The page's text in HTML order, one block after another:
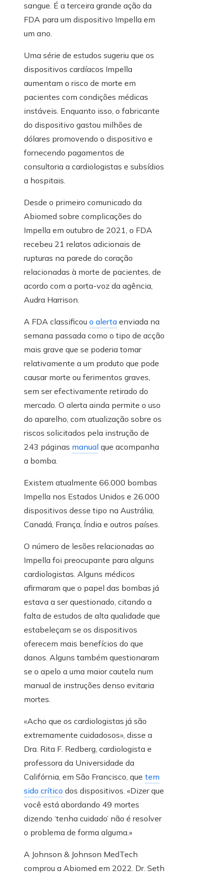
sangue. É a terceira grande ação da
FDA para um dispositivo Impella em
um ano.
Uma série de estudos sugeriu que os
dispositivos cardíacos Impella
aumentam o risco de morte em
pacientes com condições médicas
instáveis. Enquanto isso, o fabricante
do dispositivo gastou milhões de
dólares promovendo o dispositivo e
fornecendo pagamentos de
consultoria a cardiologistas e subsídios
a hospitais.
Desde o primeiro comunicado da
Abiomed sobre complicações do
Impella em outubro de 2021, o FDA
recebeu 21 relatos adicionais de
rupturas na parede do coração
relacionadas à morte de pacientes, de
acordo com a porta-voz da agência,
Audra Harrison.
A FDA classificou o alerta enviada na
semana passada como o tipo de acção
mais grave que se poderia tomar
relativamente a um produto que pode
causar morte ou ferimentos graves,
sem ser efectivamente retirado do
mercado. O alerta ainda permite o uso
do aparelho, com atualização sobre os
riscos solicitados pela instrução de
243 páginas manual que acompanha
a bomba.
Existem atualmente 66.000 bombas
Impella nos Estados Unidos e 26.000
dispositivos desse tipo na Austrália,
Canadá, França, Índia e outros países.
O número de lesões relacionadas ao
Impella foi preocupante para alguns
cardiologistas. Alguns médicos
afirmaram que o papel das bombas já
estava a ser questionado, citando a
falta de estudos de alta qualidade que
estabeleçam se os dispositivos
oferecem mais benefícios do que
danos. Alguns também questionaram
se o apelo a uma maior cautela num
manual de instruções denso evitaria
mortes.
«Acho que os cardiologistas já são
extremamente cuidadosos», disse a
Dra. Rita F. Redberg, cardiologista e
professora da Universidade da
Califórnia, em São Francisco, que tem
sido crítico dos dispositivos. «Dizer que
você está abordando 49 mortes
dizendo ‘tenha cuidado’ não é resolver
o problema de forma alguma.»
A Johnson & Johnson MedTech
comprou a Abiomed em 2022. Dr. Seth